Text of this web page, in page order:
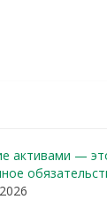
активами —